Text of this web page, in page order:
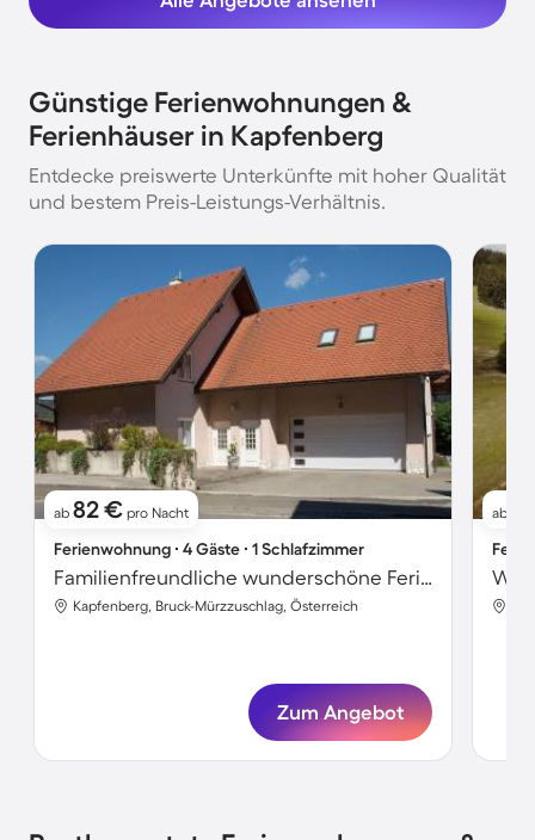
Günstige Ferienwohnungen &
Ferienhäuser in Kapfenberg
Entdecke preiswerte Unterkünfte mit hoher Qualität
und bestem Preis-Leistungs-Verhältnis.
ab 82 € pro Nacht
Ferienwohnung ∙ 4 Gäste ∙ 1 Schlafzimmer
Familienfreundliche wunderschöne Ferienwohnung mit Garten | Haustierfreundlich
Kapfenberg, Bruck-Mürzzuschlag, Österreich
Zum Angebot
ab